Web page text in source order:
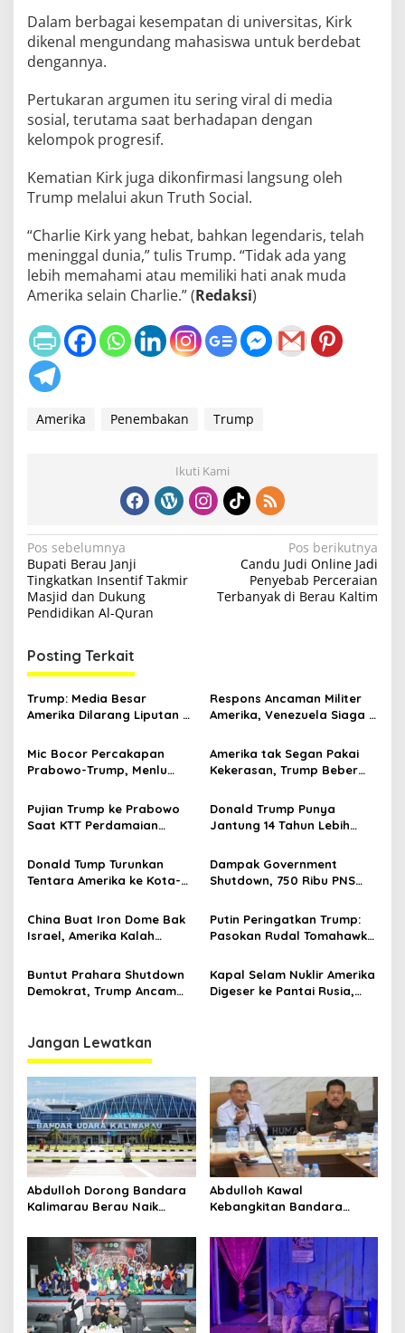
Dalam berbagai kesempatan di universitas, Kirk
dikenal mengundang mahasiswa untuk berdebat
dengannya.
Pertukaran argumen itu sering viral di media
sosial, terutama saat berhadapan dengan
kelompok progresif.
Kematian Kirk juga dikonfirmasi langsung oleh
Trump melalui akun Truth Social.
“Charlie Kirk yang hebat, bahkan legendaris, telah
meninggal dunia,” tulis Trump. “Tidak ada yang
lebih memahami atau memiliki hati anak muda
Amerika selain Charlie.” (Redaksi)
Amerika Penembakan Trump
Ikuti Kami
N
a
v
g
a
s
p
o
s
Pos sebelumnya
Bupati Berau Janji
Tingkatkan Insentif Takmir
Masjid dan Dukung
Pendidikan Al-Quran
Pos berikutnya
Candu Judi Online Jadi
Penyebab Perceraian
Terbanyak di Berau Kaltim
Posting Terkait
Trump: Media Besar
Amerika Dilarang Liputan di
Respons Ancaman Militer
Amerika, Venezuela Siaga 5
Mic Bocor Percakapan
Prabowo-Trump, Menlu
Lah Ya
Amerika tak Segan Pakai
Kekerasan, Trump Beber
Senjata Sendiri
Pujian Trump ke Prabowo
Saat KTT Perdamaian
yang Bocor
Donald Trump Punya
Jantung 14 Tahun Lebih
Donald Tump Turunkan
Tentara Amerika ke Kota-
Makar
Dampak Government
Shutdown, 750 Ribu PNS
Bertahap
China Buat Iron Dome Bak
Israel, Amerika Kalah
Putin Peringatkan Trump:
Pasokan Rudal Tomahawk
Hubungan Rusia-AS
Buntut Prahara Shutdown
Demokrat, Trump Ancam
Kapal Selam Nuklir Amerika
Digeser ke Pantai Rusia,
Jangan Lewatkan
Abdulloh Dorong Bandara
Kalimarau Berau Naik
Internasional Kaltim
Abdulloh Kawal
Kebangkitan Bandara
Dorong Keberlanjutan
Proyek Strategis